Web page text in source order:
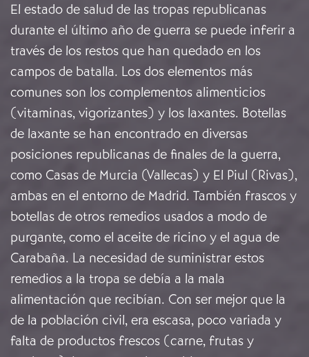
El estado de salud de las tropas republicanas
durante el último año de guerra se puede inferir a
través de los restos que han quedado en los
campos de batalla. Los dos elementos más
comunes son los complementos alimenticios
(vitaminas, vigorizantes) y los laxantes. Botellas
de laxante se han encontrado en diversas
posiciones republicanas de finales de la guerra,
como Casas de Murcia (Vallecas) y El Piul (Rivas),
ambas en el entorno de Madrid. También frascos y
botellas de otros remedios usados a modo de
purgante, como el aceite de ricino y el agua de
Carabaña. La necesidad de suministrar estos
remedios a la tropa se debía a la mala
alimentación que recibían. Con ser mejor que la
de la población civil, era escasa, poco variada y
falta de productos frescos (carne, frutas y